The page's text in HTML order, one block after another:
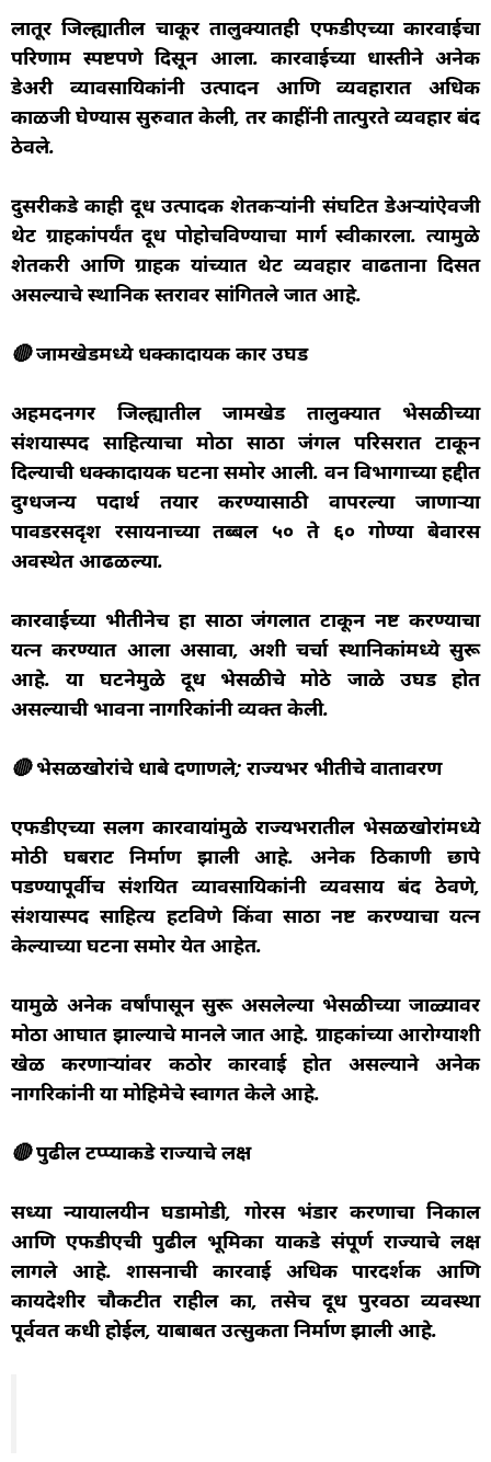
लातूर जिल्ह्यातील चाकूर तालुक्यातही एफडीएच्या कारवाईचा
परिणाम स्पष्टपणे दिसून आला. कारवाईच्या धास्तीने अनेक
डेअरी व्यावसायिकांनी उत्पादन आणि व्यवहारात अधिक
काळजी घेण्यास सुरुवात केली, तर काहींनी तात्पुरते व्यवहार बंद
ठेवले.
दुसरीकडे काही दूध उत्पादक शेतकऱ्यांनी संघटित डेअऱ्यांऐवजी
थेट ग्राहकांपर्यंत दूध पोहोचविण्याचा मार्ग स्वीकारला. त्यामुळे
शेतकरी आणि ग्राहक यांच्यात थेट व्यवहार वाढताना दिसत
असल्याचे स्थानिक स्तरावर सांगितले जात आहे.
🔴 जामखेडमध्ये धक्कादायक प्रकार उघड
अहमदनगर जिल्ह्यातील जामखेड तालुक्यात भेसळीच्या
संशयास्पद साहित्याचा मोठा साठा जंगल परिसरात टाकून
दिल्याची धक्कादायक घटना समोर आली. वन विभागाच्या हद्दीत
दुग्धजन्य पदार्थ तयार करण्यासाठी वापरल्या जाणाऱ्या
पावडरसदृश रसायनाच्या तब्बल ५० ते ६० गोण्या बेवारस
अवस्थेत आढळल्या.
कारवाईच्या भीतीनेच हा साठा जंगलात टाकून नष्ट करण्याचा
प्रयत्न करण्यात आला असावा, अशी चर्चा स्थानिकांमध्ये सुरू
आहे. या घटनेमुळे दूध भेसळीचे मोठे जाळे उघड होत
असल्याची भावना नागरिकांनी व्यक्त केली.
🔴 भेसळखोरांचे धाबे दणाणले; राज्यभर भीतीचे वातावरण
एफडीएच्या सलग कारवायांमुळे राज्यभरातील भेसळखोरांमध्ये
मोठी घबराट निर्माण झाली आहे. अनेक ठिकाणी छापे
पडण्यापूर्वीच संशयित व्यावसायिकांनी व्यवसाय बंद ठेवणे,
संशयास्पद साहित्य हटविणे किंवा साठा नष्ट करण्याचा प्रयत्न
केल्याच्या घटना समोर येत आहेत.
यामुळे अनेक वर्षांपासून सुरू असलेल्या भेसळीच्या जाळ्यावर
मोठा आघात झाल्याचे मानले जात आहे. ग्राहकांच्या आरोग्याशी
खेळ करणाऱ्यांवर कठोर कारवाई होत असल्याने अनेक
नागरिकांनी या मोहिमेचे स्वागत केले आहे.
🔴 पुढील टप्प्याकडे राज्याचे लक्ष
सध्या न्यायालयीन घडामोडी, गोरस भंडार प्रकरणाचा निकाल
आणि एफडीएची पुढील भूमिका याकडे संपूर्ण राज्याचे लक्ष
लागले आहे. प्रशासनाची कारवाई अधिक पारदर्शक आणि
कायदेशीर चौकटीत राहील का, तसेच दूध पुरवठा व्यवस्था
पूर्ववत कधी होईल, याबाबत उत्सुकता निर्माण झाली आहे.